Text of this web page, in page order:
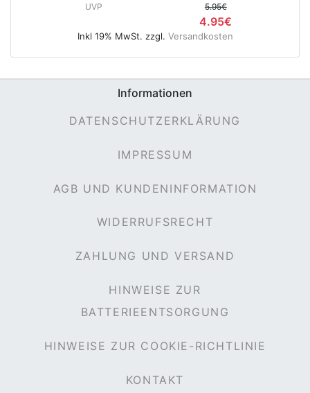
UVP 5.95€
4.95€
Inkl 19% MwSt. zzgl. Versandkosten
Informationen
DATENSCHUTZERKLÄRUNG
IMPRESSUM
AGB UND KUNDENINFORMATION
WIDERRUFSRECHT
ZAHLUNG UND VERSAND
HINWEISE ZUR
BATTERIEENTSORGUNG
HINWEISE ZUR COOKIE-RICHTLINIE
KONTAKT